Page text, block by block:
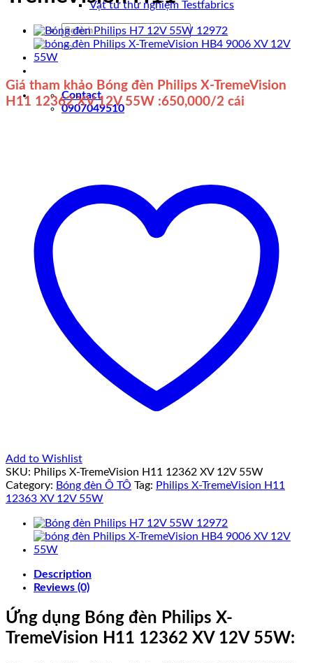
Vật tư thử nghiệm Testfabrics
Search
for:
Contact
0907049510
Giá tham khảo Bóng đèn Philips X-TremeVision
H11 12362 XV 12V 55W :650,000/2 cái
Add to Wishlist
SKU: Philips X-TremeVision H11 12362 XV 12V 55W
Category: Bóng đèn Ô TÔ Tag: Philips X-TremeVision H11
12363 XV 12V 55W
Description
Reviews (0)
Ứng dụng Bóng đèn Philips X-
TremeVision H11 12362 XV 12V 55W: